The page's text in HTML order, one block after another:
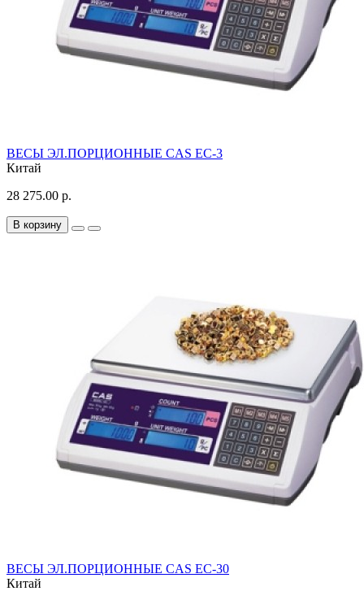
ВЕСЫ ЭЛ.ПОРЦИОННЫЕ CAS EC-3
Китай
28 275.00 р.
В корзину
ВЕСЫ ЭЛ.ПОРЦИОННЫЕ CAS EC-30
Китай